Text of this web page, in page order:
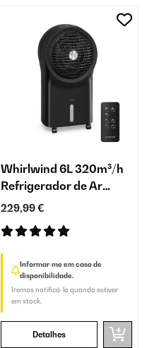
Whirlwind 6L 320m³/h
Refrigerador de Ar
Preto
229,99 €
Informar-me em caso de
disponibilidade.
Iremos notificá-lo quando estiver
em stock.
Detalhes